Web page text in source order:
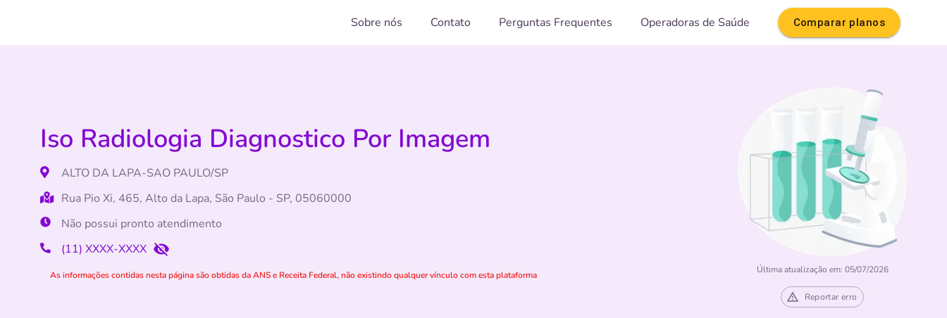
Sobre nós Contato Perguntas Frequentes Operadoras de Saúde Comparar planos
Última atualização em: 05/07/2026
Reportar erro
Iso Radiologia Diagnostico Por Imagem
ALTO DA LAPA-SAO PAULO/SP
Rua Pio Xi, 465, Alto da Lapa, São Paulo - SP, 05060000
Não possui pronto atendimento
(11) XXXX-XXXX
As informações contidas nesta página são obtidas da ANS e Receita Federal, não existindo qualquer vínculo com esta plataforma